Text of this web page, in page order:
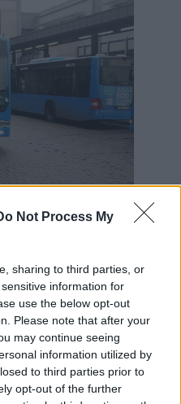
Not Process My
sharing to third parties, or
information for
use the below opt-out
Please note that after your
may continue seeing
information utilized by
to third parties prior to
opt-out of the further
98
gegenüber
die Tragödie verwickelt
stieß der Bus der
dass es nicht in der
solange die